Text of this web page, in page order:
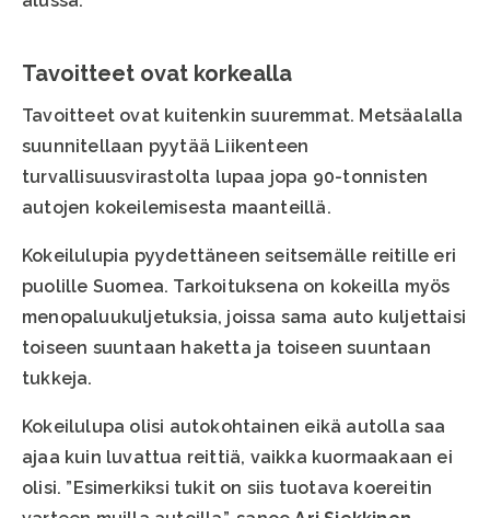
Tavoitteet ovat korkealla
Tavoitteet ovat kuitenkin suuremmat. Metsäalalla
suunnitellaan pyytää Liikenteen
turvallisuusvirastolta lupaa jopa 90-tonnisten
autojen kokeilemisesta maanteillä.
Kokeilulupia pyydettäneen seitsemälle reitille eri
puolille Suomea. Tarkoituksena on kokeilla myös
menopaluukuljetuksia, joissa sama auto kuljettaisi
toiseen suuntaan haketta ja toiseen suuntaan
tukkeja.
Kokeilulupa olisi autokohtainen eikä autolla saa
ajaa kuin luvattua reittiä, vaikka kuormaakaan ei
olisi. ”Esimerkiksi tukit on siis tuotava koereitin